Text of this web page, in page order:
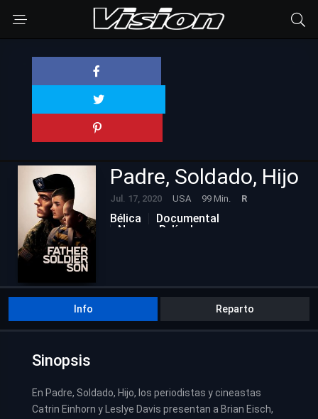
Padre, Soldado, Hijo
Jul. 17, 2020 USA 99 Min. R
Bélica
Documental
Nuevas Películas
Info Reparto
Sinopsis
En Padre, Soldado, Hijo, los periodistas y cineastas
Catrin Einhorn y Leslye Davis presentan a Brian Eisch,